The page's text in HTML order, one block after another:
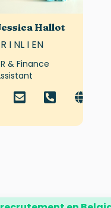
Hallot
I NL I EN
& Finance